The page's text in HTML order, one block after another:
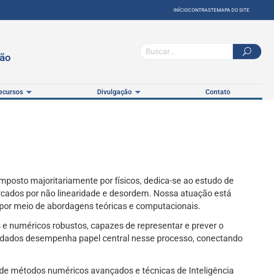
INÍCIOCONTRASTEMAPA DO SITE
Divulgação Contato
majoritariamente por físicos, dedica-se ao estudo de
por não linearidade e desordem. Nossa atuação está
meio de abordagens teóricas e computacionais.
numéricos robustos, capazes de representar e prever o
desempenha papel central nesse processo, conectando
métodos numéricos avançados e técnicas de Inteligência